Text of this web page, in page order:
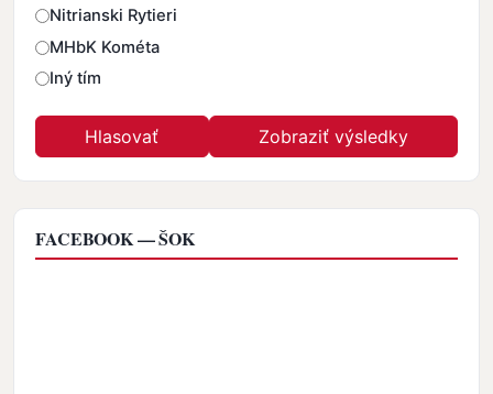
Nitrianski Rytieri
MHbK Kométa
Iný tím
FACEBOOK — ŠOK